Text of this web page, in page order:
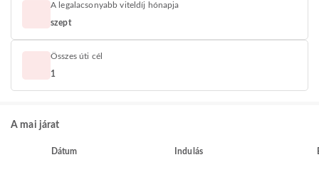
A legalacsonyabb viteldíj hónapja
szept
Összes úti cél
1
A mai járat
Dátum Indulás